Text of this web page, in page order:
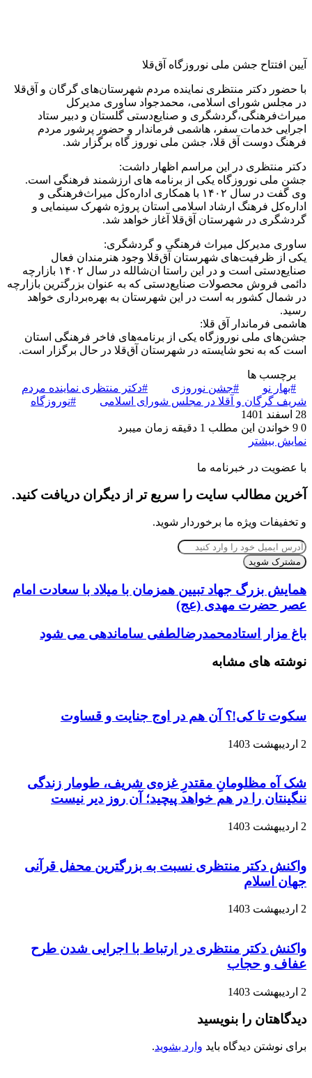
آیین افتتاح جشن ملی نوروزگاه آق‌قلا
با حضور دکتر منتظری نماینده مردم شهرستان‌های گرگان و آق‌قلا
در مجلس شورای اسلامی، محمدجواد ساوری مدیرکل
میراث‌فرهنگی،گردشگری و صنایع‌دستی گلستان و دبیر ستاد
اجرایی خدمات سفر، هاشمی فرماندار و حضور پرشور مردم
فرهنگ دوست آق قلا، جشن ملی نوروز گاه برگزار شد.
دکتر منتظری در این مراسم اظهار داشت:
جشن ملی نوروزگاه یکی از برنامه های ارزشمند فرهنگی است.
وی گفت در سال ۱۴۰۲ با همکاری اداره‌کل میراث‌فرهنگی و
اداره‌کل فرهنگ ارشاد اسلامی استان پروژه شهرک سینمایی و
گردشگری در شهرستان آق‌قلا آغاز خواهد شد.
ساوری مدیرکل میراث فرهنگی و گردشگری:
یکی از ظرفیت‌های شهرستان آق‌قلا وجود هنرمندان فعال
صنایع‌دستی است و در این راستا ان‌شالله در سال ۱۴۰۲ بازارچه
دائمی فروش محصولات صنایع‌دستی که به عنوان بزرگترین بازارچه
در شمال کشور به است در این شهرستان به بهره‌برداری خواهد
رسید.
هاشمی فرماندار آق قلا:
جشن‌های ملی نوروزگاه یکی از برنامه‌های فاخر فرهنگی استان
است که به نحو شایسته در شهرستان آق‌قلا در حال برگزار است.
برچسب ها
#بهار نو
#جشن نوروزی
#دکتر منتظری نماینده مردم
شریف گرگان و آقلا در مجلس شورای اسلامی
#نوروزگاه
28 اسفند 1401
0
خواندن این مطلب 1 دقیقه زمان میبرد
نمایش بیشتر
با عضویت در خبرنامه ما
آخرین مطالب سایت را سریع تر از دیگران دریافت کنید.
و تخفیفات ویژه ما برخوردار شوید.
آدرس
ایمیل
خود
را
وارد
کنید
همایش بزرگ جهاد تبیین همزمان با میلاد با سعادت امام
عصر حضرت مهدی (عج)
باغ مزار استادمحمدرضالطفی ساماندهی می شود
نوشته های مشابه
سکوت تا کی!؟ آن هم در اوج جنایت و قساوت
2 اردیبهشت 1403
شک آه مظلومانِ مقتدرِ غزه‌ی شریف، طومار زندگی
ننگینتان را در هم خواهد پیچید؛ آن روز دیر نیست
2 اردیبهشت 1403
واکنش دکتر منتظری نسبت به بزرگترین محفل قرآنی
جهان اسلام
2 اردیبهشت 1403
واکنش دکتر منتظری در ارتباط با اجرایی شدن طرح
عفاف و حجاب
2 اردیبهشت 1403
دیدگاهتان را بنویسید
برای نوشتن دیدگاه باید وارد بشوید.